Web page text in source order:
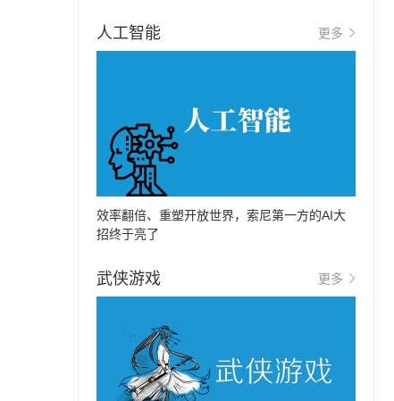
人工智能 更多
效率翻倍、重塑开放世界，索尼第一方的AI大
招终于亮了
武侠游戏 更多